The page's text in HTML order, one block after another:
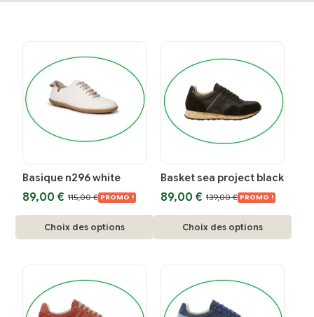
Basique n296 white
115,00€
Le
initial
était :
89,00€
Le
actuel
est :
PROMO !
Choix des options
produit
variations.
Basket sea project black
139,00€
Le
initial
était :
89,00 €
Le
actuel
est :
PROMO !
Choix des options
produit
variations.